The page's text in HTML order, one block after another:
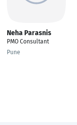
Neha Parasnis
PMO Consultant
Pune